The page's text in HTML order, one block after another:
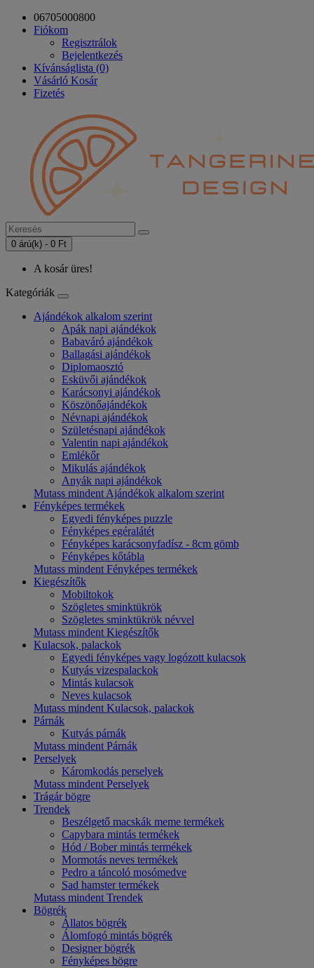
06705000800
Fiókom
Regisztrálok
Bejelentkezés
Kívánságlista (0)
Vásárló Kosár
Fizetés
0 árú(k) - 0 Ft
A kosár üres!
Kategóriák
Ajándékok alkalom szerint
Apák napi ajándékok
Babaváró ajándékok
Ballagási ajándékok
Diplomaosztó
Esküvői ajándékok
Karácsonyi ajándékok
Köszönőajándékok
Névnapi ajándékok
Születésnapi ajándékok
Valentin napi ajándékok
Emlékőr
Mikulás ajándékok
Anyák napi ajándékok
Mutass mindent Ajándékok alkalom szerint
Fényképes termékek
Egyedi fényképes puzzle
Fényképes egéralátét
Fényképes karácsonyfadísz - 8cm gömb
Fényképes kőtábla
Mutass mindent Fényképes termékek
Kiegészítők
Mobiltokok
Szögletes sminktükrök
Szögletes sminktükrök névvel
Mutass mindent Kiegészítők
Kulacsok, palackok
Egyedi fényképes vagy logózott kulacsok
Kutyás vizespalackok
Mintás kulacsok
Neves kulacsok
Mutass mindent Kulacsok, palackok
Párnák
Kutyás párnák
Mutass mindent Párnák
Perselyek
Káromkodás perselyek
Mutass mindent Perselyek
Trágár bögre
Trendek
Beszélgető macskák meme termékek
Capybara mintás termékek
Hód / Bober mintás termékek
Mormotás neves termékek
Pedro a táncoló mosómedve
Sad hamster termékek
Mutass mindent Trendek
Bögrék
Állatos bögrék
Álomfogó mintás bögrék
Designer bögrék
Fényképes bögre